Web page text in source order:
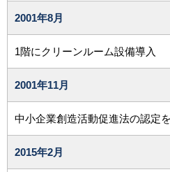
2001年8月
1階にクリーンルーム設備導入
2001年11月
中小企業創造活動促進法の認定
2015年2月